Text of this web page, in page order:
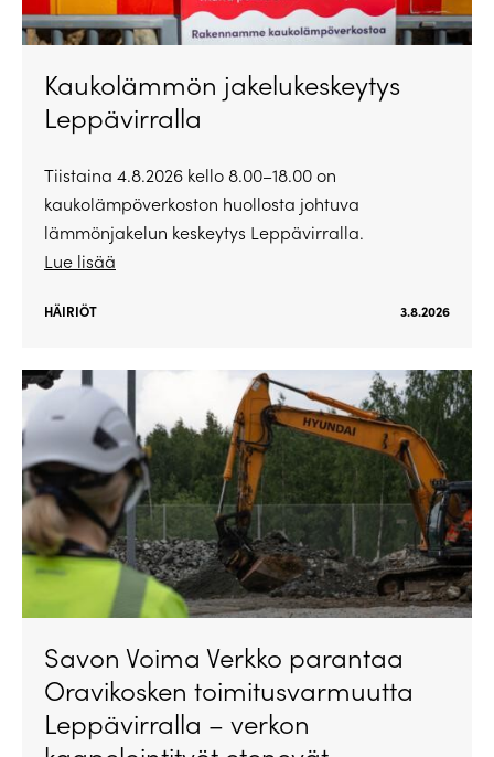
Kaukolämmön jakelukeskeytys
Leppävirralla
Tiistaina 4.8.2026 kello 8.00–18.00 on
kaukolämpöverkoston huollosta johtuva
lämmönjakelun keskeytys Leppävirralla.
Lue lisää
HÄIRIÖT 3.8.2026
Savon Voima Verkko parantaa
Oravikosken toimitusvarmuutta
Leppävirralla – verkon